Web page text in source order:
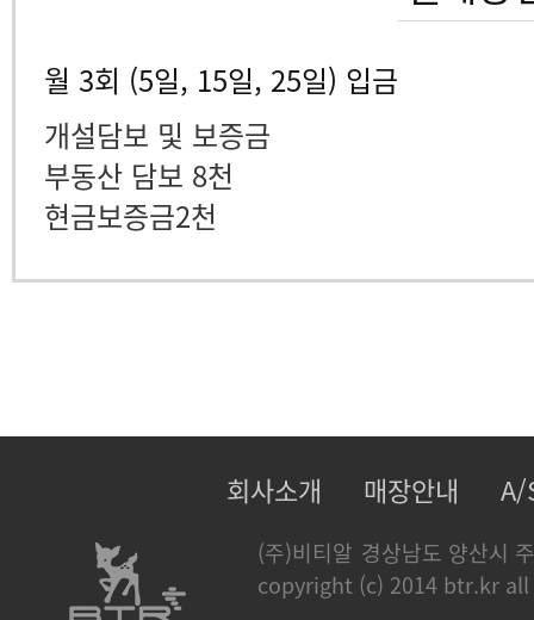
월 3회 (5일, 15일, 25일) 입금
개설담보 및 보증금
부동산 담보 8천
현금보증금2천
회사소개 매장안내 A/
(주)비티알 경상남도 양산시
copyright (c) 2014 btr.kr